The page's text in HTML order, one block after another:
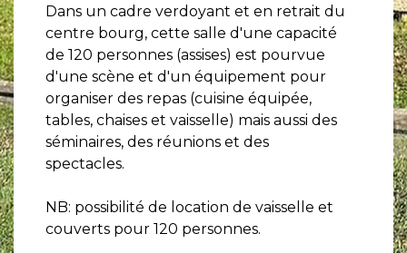
Dans un cadre verdoyant et en retrait du
centre bourg, cette salle d'une capacité
de 120 personnes (assises) est pourvue
d'une scène et d'un équipement pour
organiser des repas (cuisine équipée,
tables, chaises et vaisselle) mais aussi des
séminaires, des réunions et des
spectacles.
NB: possibilité de location de vaisselle et
couverts pour 120 personnes.